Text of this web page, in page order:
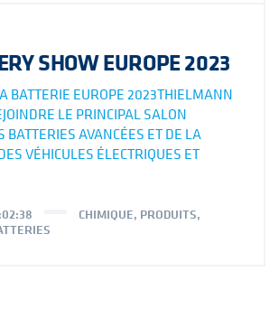
SHOW EUROPE 2023
BATTERIE EUROPE 2023THIELMANN
LE PRINCIPAL SALON
BATTERIES AVANCÉES ET DE LA
VÉHICULES ÉLECTRIQUES ET
CHIMIQUE, PRODUITS,